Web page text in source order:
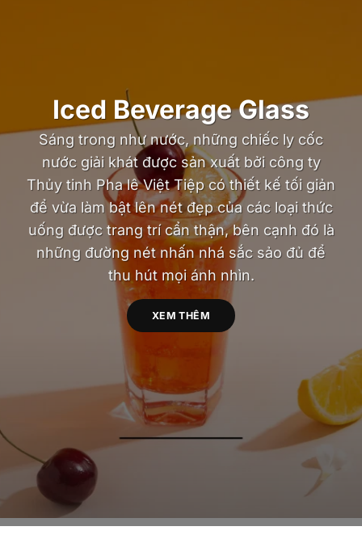
Iced Beverage Glass
Sáng trong như nước, những chiếc ly cốc
nước giải khát được sản xuất bởi công ty
Thủy tinh Pha lê Việt Tiệp có thiết kế tối giản
để vừa làm bật lên nét đẹp của các loại thức
uống được trang trí cẩn thận, bên cạnh đó là
những đường nét nhấn nhá sắc sảo đủ để
thu hút mọi ánh nhìn.
XEM THÊM